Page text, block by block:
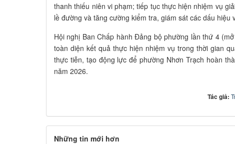
thanh thiếu niên vi phạm; tiếp tục thực hiện nhiệm vụ
lề đường và tăng cường kiểm tra, giám sát các dấu hiệu
Hội nghị Ban Chấp hành Đảng bộ phường lần thứ 4
toàn diện kết quả thực hiện nhiệm vụ trong thời gian
thực tiễn, tạo động lực để phường Nhơn Trạch hoàn
năm 2026.
Tác giả:
Những tin mới hơn